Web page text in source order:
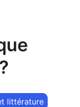
littérature